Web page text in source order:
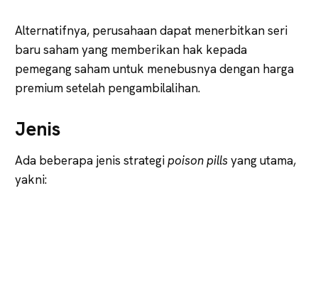
Alternatifnya, perusahaan dapat menerbitkan seri
baru saham yang memberikan hak kepada
pemegang saham untuk menebusnya dengan harga
premium setelah pengambilalihan.
Jenis
Ada beberapa jenis strategipoison pillsyang utama,
yakni: